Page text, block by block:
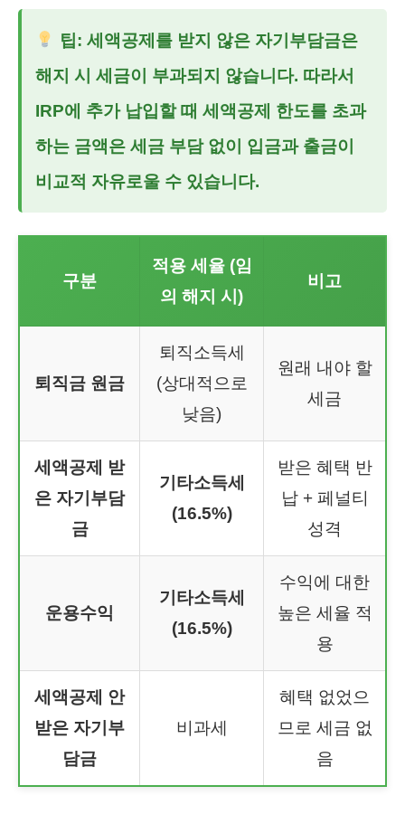
팁: 세액공제를 받지 않은 자기부담금은
해지 시 세금이 부과되지 않습니다. 따라서
IRP에 추가 납입할 때 세액공제 한도를 초과
하는 금액은 세금 부담 없이 입금과 출금이
비교적 자유로울 수 있습니다.
구분
적용 세율 (임
의 해지 시)
비고
퇴직금 원금
퇴직소득세
(상대적으로
낮음)
원래 내야 할
세금
세액공제 받
은 자기부담
금
기타소득세
(16.5%)
받은 혜택 반
납 + 페널티
성격
운용수익
기타소득세
(16.5%)
수익에 대한
높은 세율 적
용
세액공제 안
받은 자기부
담금
비과세
혜택 없었으
므로 세금 없
음